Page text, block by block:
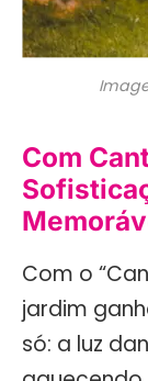
Com
Com o
jardim
só: a luz